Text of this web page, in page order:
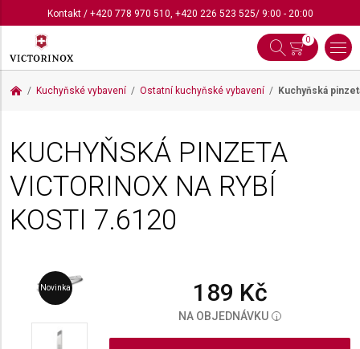
Kontakt/ +420 778 970 510, +420 226 523 525/ 9:00 - 20:00
0
Kuchyňské vybavení Ostatní kuchyňské vybavení Kuchyňská
KUCHYŇSKÁ PINZETA
VICTORINOX NA RYBÍ
KOSTI 7.6120
Novinka 189 Kč
NA OBJEDNÁVKU i